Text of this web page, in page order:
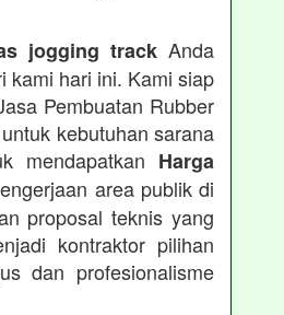
jogging trackAnda
kami hari ini. Kami siap
Pembuatan Rubber
kebutuhan sarana
mendapatkan Harga
area publik di
proposal teknis yang
kontraktor pilihan
dan profesionalisme